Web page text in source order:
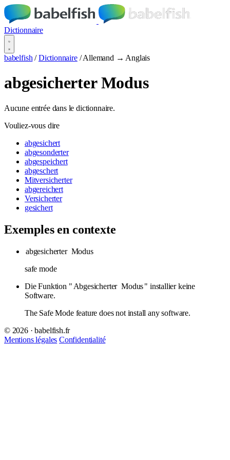
Dictionnaire
babelfish / Dictionnaire / Allemand → Anglais
abgesicherter Modus
Aucune entrée dans le dictionnaire.
Vouliez-vous dire
abgesichert
abgesonderter
abgespeichert
abgeschert
Mitversicherter
abgereichert
Versicherter
gesichert
Exemples en contexte
abgesicherter Modus
safe mode
Die Funktion " Abgesicherter Modus" installier keine
Software.
The Safe Mode feature does not install any software.
© 2026 · babelfish.fr
Mentions légales Confidentialité